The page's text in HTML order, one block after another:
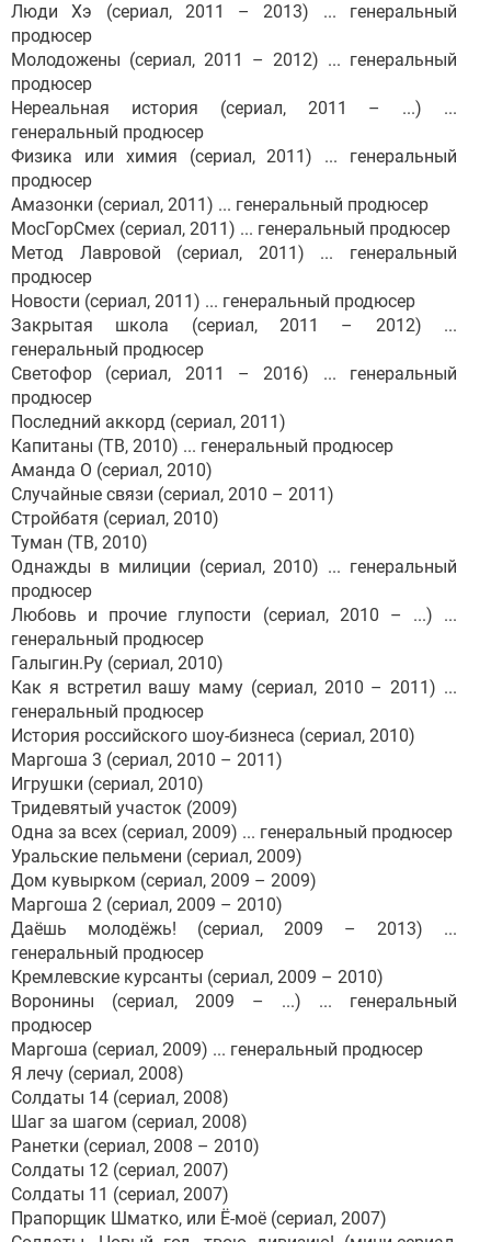
Люди Хэ (сериал, 2011 – 2013) ... генеральный
продюсер
Молодожены (сериал, 2011 – 2012) ... генеральный
продюсер
Нереальная история (сериал, 2011 – ...) ...
генеральный продюсер
Физика или химия (сериал, 2011) ... генеральный
продюсер
Амазонки (сериал, 2011) ... генеральный продюсер
МосГорСмех (сериал, 2011) ... генеральный продюсер
Метод Лавровой (сериал, 2011) ... генеральный
продюсер
Новости (сериал, 2011) ... генеральный продюсер
Закрытая школа (сериал, 2011 – 2012) ...
генеральный продюсер
Светофор (сериал, 2011 – 2016) ... генеральный
продюсер
Последний аккорд (сериал, 2011)
Капитаны (ТВ, 2010) ... генеральный продюсер
Аманда О (сериал, 2010)
Случайные связи (сериал, 2010 – 2011)
Стройбатя (сериал, 2010)
Туман (ТВ, 2010)
Однажды в милиции (сериал, 2010) ... генеральный
продюсер
Любовь и прочие глупости (сериал, 2010 – ...) ...
генеральный продюсер
Галыгин.Ру (сериал, 2010)
Как я встретил вашу маму (сериал, 2010 – 2011) ...
генеральный продюсер
История российского шоу-бизнеса (сериал, 2010)
Маргоша 3 (сериал, 2010 – 2011)
Игрушки (сериал, 2010)
Тридевятый участок (2009)
Одна за всех (сериал, 2009) ... генеральный продюсер
Уральские пельмени (сериал, 2009)
Дом кувырком (сериал, 2009 – 2009)
Маргоша 2 (сериал, 2009 – 2010)
Даёшь молодёжь! (сериал, 2009 – 2013) ...
генеральный продюсер
Кремлевские курсанты (сериал, 2009 – 2010)
Воронины (сериал, 2009 – ...) ... генеральный
продюсер
Маргоша (сериал, 2009) ... генеральный продюсер
Я лечу (сериал, 2008)
Солдаты 14 (сериал, 2008)
Шаг за шагом (сериал, 2008)
Ранетки (сериал, 2008 – 2010)
Солдаты 12 (сериал, 2007)
Солдаты 11 (сериал, 2007)
Прапорщик Шматко, или Ё-моё (сериал, 2007)